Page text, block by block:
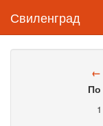
Свиленград
←
По
1